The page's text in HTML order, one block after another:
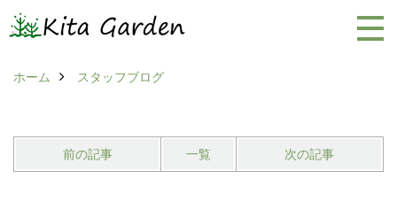
ホーム スタッフブログ
前の記事 一覧 次の記事